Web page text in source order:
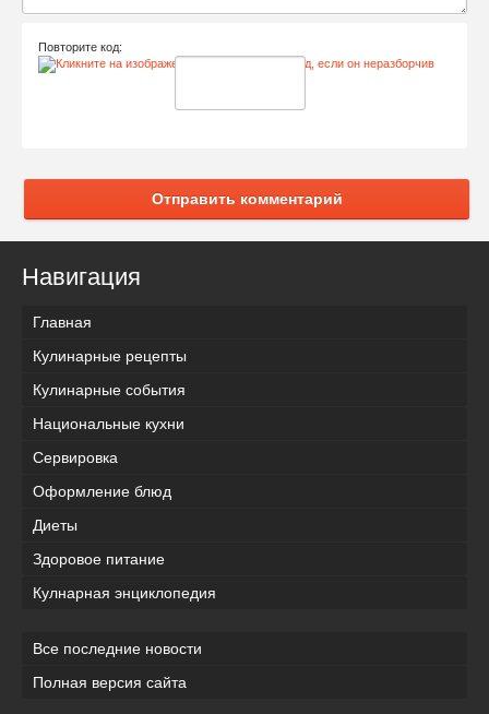
Повторите код:
Отправить комментарий
Навигация
Главная
Кулинарные рецепты
Кулинарные события
Национальные кухни
Сервировка
Оформление блюд
Диеты
Здоровое питание
Кулнарная энциклопедия
Все последние новости
Полная версия сайта